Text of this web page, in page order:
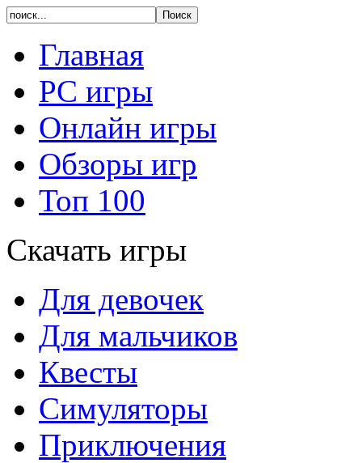
Главная
PC игры
Онлайн игры
Обзоры игр
Топ 100
Скачать игры
Для девочек
Для мальчиков
Квесты
Симуляторы
Приключения